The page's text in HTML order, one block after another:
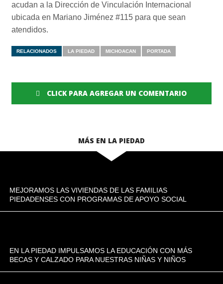
acudan a la Dirección de Vinculación Internacional
ubicada en Mariano Jiménez #115 para que sean
atendidos.
RELACIONADOS LA PIEDAD MICHOACAN PORTADA
CLICK PARA AGREGAR UN COMENTARIO
MÁS EN LA PIEDAD
MEJORAMOS LAS VIVIENDAS DE LAS FAMILIAS
PIEDADENSES CON PROGRAMAS DE APOYO SOCIAL
EN LA PIEDAD IMPULSAMOS LA EDUCACIÓN CON MÁS
BECAS Y CALZADO PARA NUESTRAS NIÑAS Y NIÑOS